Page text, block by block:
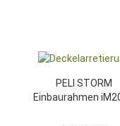
PELI STORM
Einbaurahmen